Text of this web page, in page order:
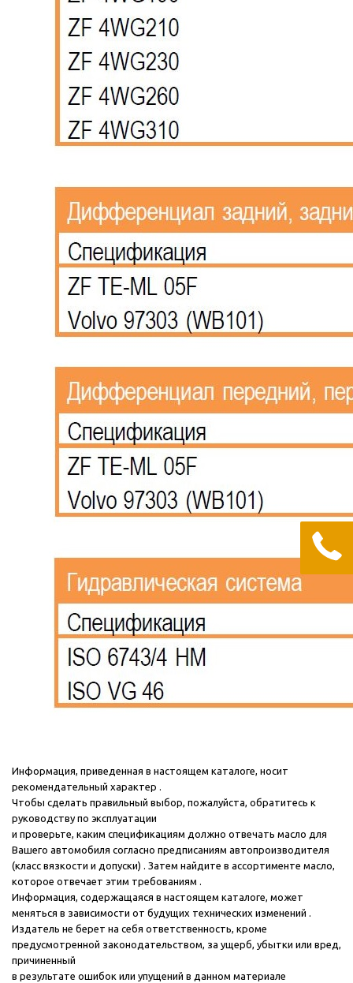
Информация, приведенная в настоящем каталоге, носит
рекомендательный характер .
Чтобы сделать правильный выбор, пожалуйста, обратитесь к
руководству по эксплуатации
и проверьте, каким спецификациям должно отвечать масло для
Вашего автомобиля согласно предписаниям автопроизводителя
(класс вязкости и допуски) . Затем найдите в ассортименте масло,
которое отвечает этим требованиям .
Информация, содержащаяся в настоящем каталоге, может
меняться в зависимости от будущих технических изменений .
Издатель не берет на себя ответственность, кроме
предусмотренной законодательством, за ущерб, убытки или вред,
причиненный
в результате ошибок или упущений в данном материале